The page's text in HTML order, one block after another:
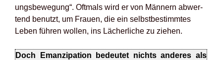
ungs­be­we­gung“. Oft­mals wird er von Män­nern abwer­
tend benutzt, um Frau­en, die ein selbst­be­stimm­tes
Leben füh­ren wol­len, ins Lächer­li­che zu zie­hen.
Doch Eman­zi­pa­ti­on bedeu­tet nichts ande­res als